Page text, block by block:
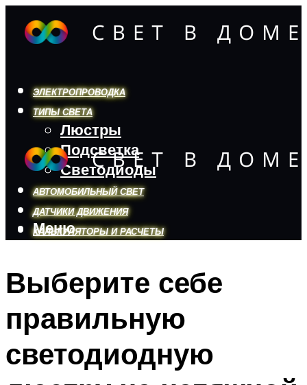
ЭЛЕКТРОПРОВОДКА
ТИПЫ СВЕТА
Люстры
Подсветка
Светодиоды
АВТОМОБИЛЬНЫЙ СВЕТ
ДАТЧИКИ ДВИЖЕНИЯ
КАЛЬКУЛЯТОРЫ И РАСЧЕТЫ
Меню
Меню
Выберите себе
правильную
светодиодную